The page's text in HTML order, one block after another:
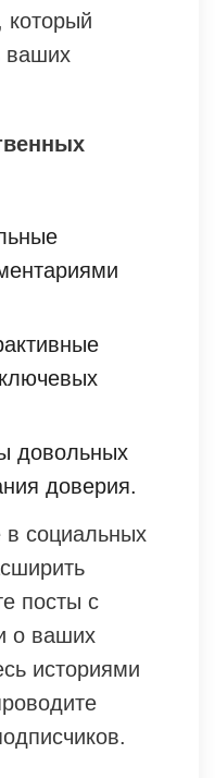
который
ваших
довольных
доверия.
в социальных
посты с
о ваших
историями